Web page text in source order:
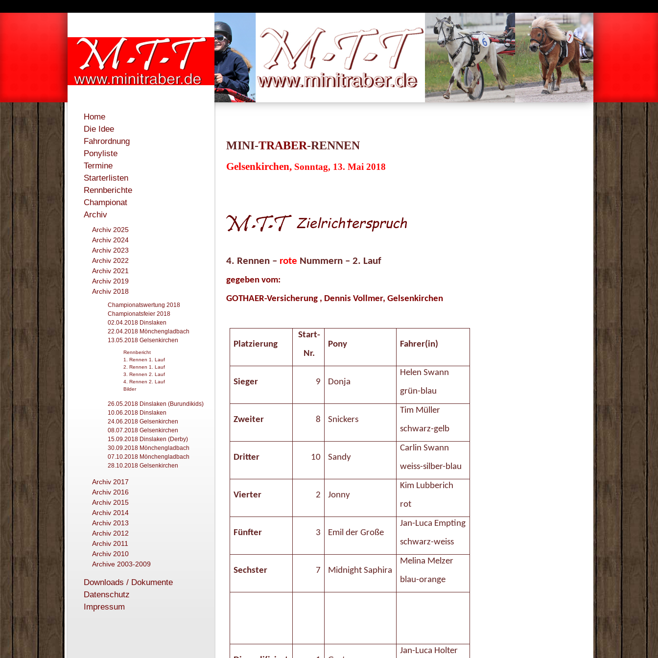
Home
Die Idee
Fahrordnung
Ponyliste
Termine
Starterlisten
Rennberichte
Championat
Archiv
Archiv 2025
Archiv 2024
Archiv 2023
Archiv 2022
Archiv 2021
Archiv 2019
Archiv 2018
Championatswertung 2018
Championatsfeier 2018
02.04.2018 Dinslaken
22.04.2018 Mönchengladbach
13.05.2018 Gelsenkirchen
Rennbericht
1. Rennen 1. Lauf
2. Rennen 1. Lauf
3. Rennen 2. Lauf
4. Rennen 2. Lauf
Bilder
26.05.2018 Dinslaken (Burundikids)
10.06.2018 Dinslaken
24.06.2018 Gelsenkirchen
08.07.2018 Gelsenkirchen
15.09.2018 Dinslaken (Derby)
30.09.2018 Mönchengladbach
07.10.2018 Mönchengladbach
28.10.2018 Gelsenkirchen
Archiv 2017
Archiv 2016
Archiv 2015
Archiv 2014
Archiv 2013
Archiv 2012
Archiv 2011
Archiv 2010
Archive 2003-2009
Downloads / Dokumente
Datenschutz
Impressum
MINI-TRABER-RENNEN
Gelsenkirchen, Sonntag, 13. Mai 2018
4. Rennen – rote Nummern – 2. Lauf
gegeben vom:
GOTHAER-Versicherung , Dennis Vollmer, Gelsenkirchen
Platzierung
Start-
Nr.
Pony Fahrer(in)
Sieger 9 Donja
Helen Swann
grün-blau
Zweiter 8 Snickers
Tim Müller
schwarz-gelb
Dritter 10 Sandy
Carlin Swann
weiss-silber-blau
Vierter 2 Jonny
Kim Lubberich
rot
Fünfter 3 Emil der Große
Jan-Luca Empting
schwarz-weiss
Sechster 7 Midnight Saphira
Melina Melzer
blau-orange
Jan-Luca Holter